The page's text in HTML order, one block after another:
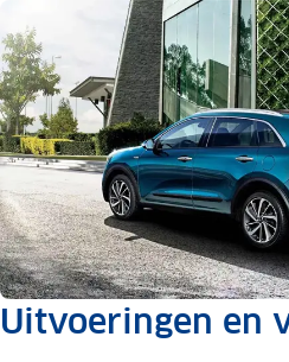
Uitvoeringen en